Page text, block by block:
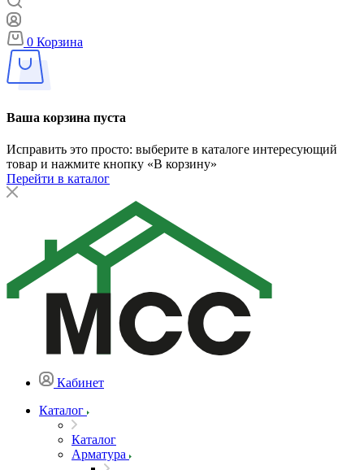
0 Корзина
Ваша корзина пуста
Исправить это просто: выберите в каталоге интересующий
товар и нажмите кнопку «В корзину»
Перейти в каталог
Кабинет
Каталог
Каталог
Арматура